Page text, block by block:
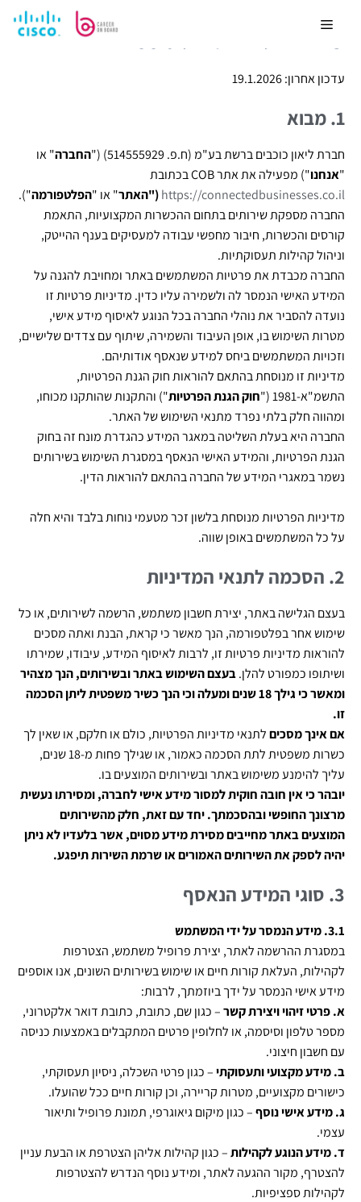
מדיניות פרטיות cob
עדכון אחרון: 19.1.2026
1. מבוא
חברת ליאון כוכבים ברשת בע"מ (ח.פ. 514555929
) ("החברה" או
"אנחנו") מפעילה את אתר COB בכתובת
https://connectedbusinesses.co.il("האתר" או "הפלטפורמה").
החברה מספקת שירותים בתחום ההכשרות המקצועיות, התאמת
קורסים והכשרות, חיבור מחפשי עבודה למעסיקים בענף ההייטק,
וניהול קהילות תעסוקתיות.
החברה מכבדת את פרטיות המשתמשים באתר ומחויבת להגנה על
המידע האישי הנמסר לה ולשמירה עליו כדין. מדיניות פרטיות זו
נועדה להסביר את נוהלי החברה בכל הנוגע לאיסוף מידע אישי,
מטרות השימוש בו, אופן העיבוד והשמירה, שיתוף עם צדדים שלישיים,
וזכויות המשתמשים ביחס למידע שנאסף אודותיהם.
מדיניות זו מנוסחת בהתאם להוראות חוק הגנת הפרטיות,
התשמ"א-1981 ("
חוק הגנת הפרטיות") והתקנות שהותקנו מכוחו,
ומהווה חלק בלתי נפרד מתנאי השימוש של האתר.
החברה היא בעלת השליטה במאגר המידע כהגדרת מונח זה בחוק
הגנת הפרטיות, והמידע האישי הנאסף במסגרת השימוש בשירותים
נשמר במאגרי המידע של החברה בהתאם להוראות הדין.
מדיניות הפרטיות מנוסחת בלשון זכר מטעמי נוחות בלבד והיא חלה
על כל המשתמשים באופן שווה.
2. הסכמה לתנאי המדיניות
בעצם הגלישה באתר, יצירת חשבון משתמש, הרשמה לשירותים, או כל
שימוש אחר בפלטפורמה, הנך מאשר כי קראת, הבנת ואתה מסכים
להוראות מדיניות פרטיות זו, לרבות לאיסוף המידע, עיבודו, שמירתו
ושיתופו כמפורט להלן.בעצם השימוש באתר ובשירותים, הנך מצהיר
ומאשר כי גילך 18 שנים ומעלה וכי הנך כשיר משפטית ליתן הסכמה
זו.
אם אינך מסכיםלתנאי מדיניות הפרטיות, כולם או חלקם, או שאין לך
כשרות משפטית לתת הסכמה כאמור, או שגילך פחות מ-18 שנים,
עליך להימנע משימוש באתר ובשירותים המוצעים בו.
יובהר כי אין חובה חוקית למסור מידע אישי לחברה, ומסירתו נעשית
מרצונך החופשי ובהסכמתך. יחד עם זאת, חלק מהשירותים
המוצעים באתר מחייבים מסירת מידע מסוים, אשר בלעדיו לא ניתן
יהיה לספק את השירותים האמורים או שרמת השירות תיפגע.
3. סוגי המידע הנאסף
3.1. מידע הנמסר על ידי המשתמש
במסגרת ההרשמה לאתר, יצירת פרופיל משתמש, הצטרפות
לקהילות, העלאת קורות חיים או שימוש בשירותים השונים, אנו אוספים
מידע אישי הנמסר על ידך ביוזמתך, לרבות:
א. פרטי זיהוי ויצירת קשר– כגון שם, כתובת, כתובת דואר אלקטרוני,
מספר טלפון וסיסמה, או לחלופין פרטים המתקבלים באמצעות כניסה
עם חשבון חיצוני.
ב. מידע מקצועי ותעסוקתי– כגון פרטי השכלה, ניסיון תעסוקתי,
כישורים מקצועיים, מטרות קריירה, וכן קורות חיים ככל שהועלו.
ג. מידע אישי נוסף– כגון מיקום גיאוגרפי, תמונת פרופיל ותיאור
עצמי.
ד. מידע הנוגע לקהילות– כגון קהילות אליהן הצטרפת או הבעת עניין
להצטרף, מקור ההגעה לאתר, ומידע נוסף הנדרש להצטרפות
לקהילות ספציפיות.